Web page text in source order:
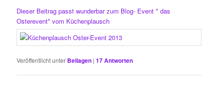
Dieser Beitrag passt wunderbar zum Blog- Event * das
Osterevent* vom Küchenplausch
Veröffentlicht unter Beilagen |17Antworten